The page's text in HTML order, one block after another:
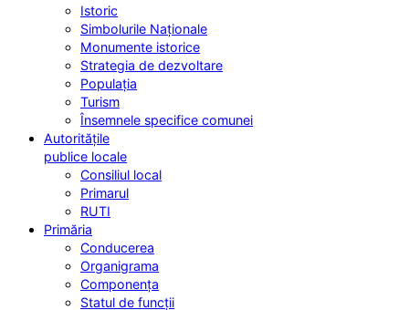
Istoric
Simbolurile Naționale
Monumente istorice
Strategia de dezvoltare
Populația
Turism
Însemnele specifice comunei
Autoritățile
publice locale
Consiliul local
Primarul
RUTI
Primăria
Conducerea
Organigrama
Componența
Statul de funcții